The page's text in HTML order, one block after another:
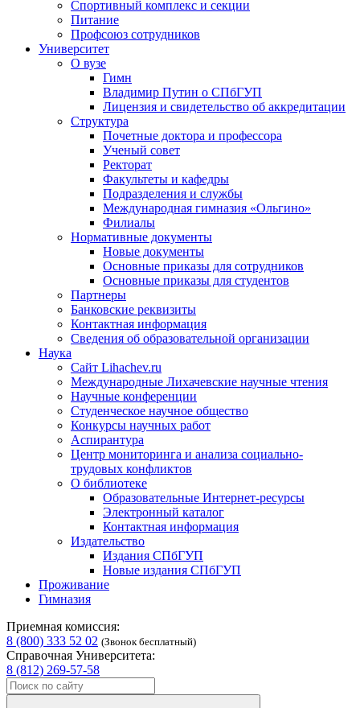
Спортивный комплекс и секции
Питание
Профсоюз сотрудников
Университет
О вузе
Гимн
Владимир Путин о СПбГУП
Лицензия и свидетельство об аккредитации
Структура
Почетные доктора и профессора
Ученый совет
Ректорат
Факультеты и кафедры
Подразделения и службы
Международная гимназия «Ольгино»
Филиалы
Нормативные документы
Новые документы
Основные приказы для сотрудников
Основные приказы для студентов
Партнеры
Банковские реквизиты
Контактная информация
Сведения об образовательной организации
Наука
Сайт Lihachev.ru
Международные Лихачевские научные чтения
Научные конференции
Студенческое научное общество
Конкурсы научных работ
Аспирантура
Центр мониторинга и анализа социально-
трудовых конфликтов
О библиотеке
Образовательные Интернет-ресурсы
Электронный каталог
Контактная информация
Издательство
Издания СПбГУП
Новые издания СПбГУП
Проживание
Гимназия
Приемная комиссия:
8 (800) 333 52 02 (Звонок бесплатный)
Справочная Университета:
8 (812) 269-57-58